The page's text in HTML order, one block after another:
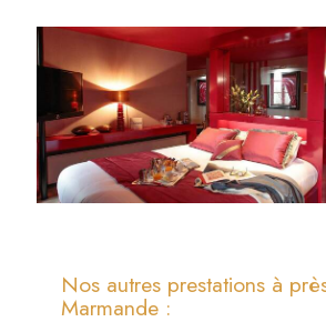
Nos autres prestations à
Marmande :